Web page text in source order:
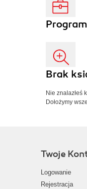
Brak
Nie znalazłeś
Dołożymy
Twoje
Logowanie
Rejestracja